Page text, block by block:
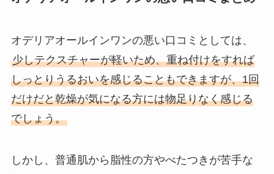
オデリアオールインワンの悪い口コミとしては、
少しテクスチャーが軽いため、重ね付けをすれば
しっとりうるおいを感じることもできますが、1回
だけだと乾燥が気になる方には物足りなく感じる
でしょう。
しかし、普通肌から脂性の方やべたつきが苦手な